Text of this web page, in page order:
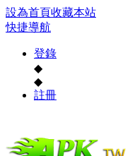
設為首頁收藏本站
快捷導航
登錄
◆
◆
註冊